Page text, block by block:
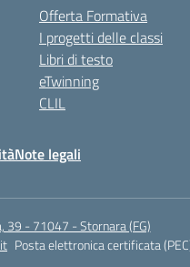
Offerta Formativa
I progetti delle classi
Libri di testo
eTwinning
CLIL
Note legali
39 - 71047 - Stornara (FG)
Posta elettronica certificata